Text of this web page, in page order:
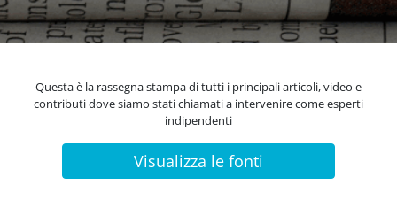
Questa è la rassegna stampa di tutti i principali articoli, video e
contributi dove siamo stati chiamati a intervenire come esperti
indipendenti
Visualizza le fonti